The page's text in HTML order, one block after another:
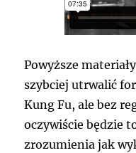
Powyższe
szybciej utrwalić
Kung Fu, ale bez
oczywiście będzie
zrozumienia jak